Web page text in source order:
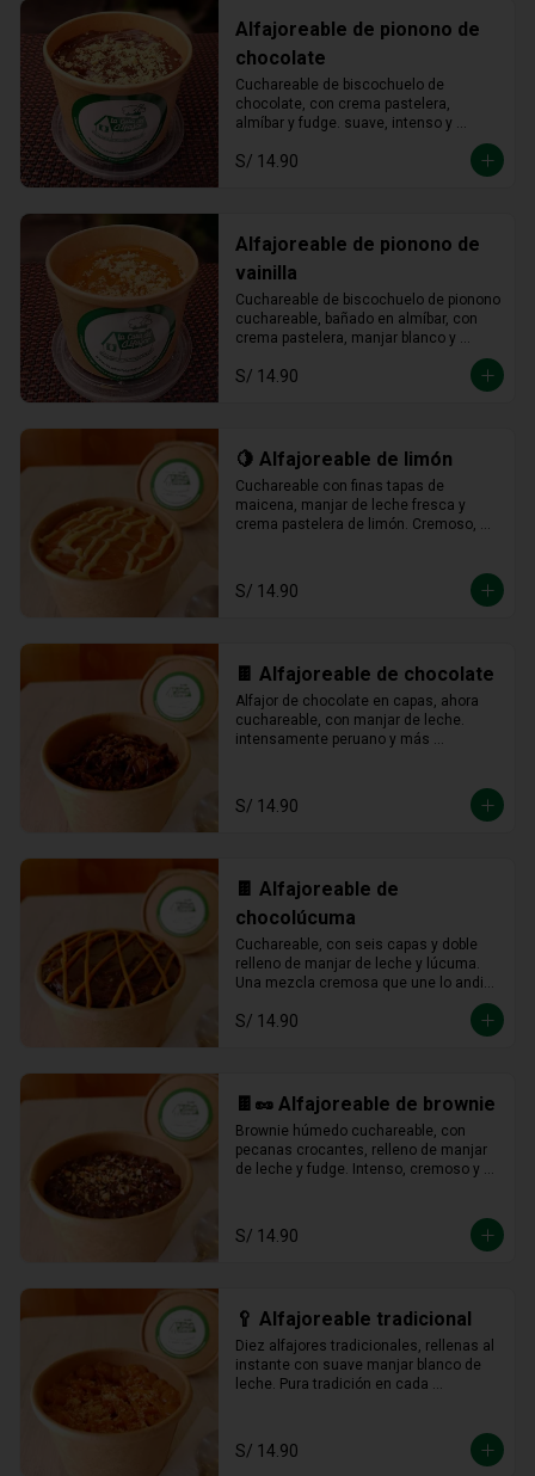
Alfajoreable de pionono de
chocolate
Cuchareable de biscochuelo de
chocolate, con crema pastelera,
almíbar y fudge. suave, intenso y
cucharada.
S/ 14.90
Alfajoreable de pionono de
vainilla
Cuchareable de biscochuelo de pionono
cuchareable, bañado en almíbar, con
crema pastelera, manjar blanco y
fudge. Suave, dulce y una delicia que
se disfruta a cucharadas.
S/ 14.90
🍋 Alfajoreable de limón
Cuchareable con finas tapas de
maicena, manjar de leche fresca y
crema pastelera de limón. Cremoso,
S/ 14.90
🍫 Alfajoreable de chocolate
Alfajor de chocolate en capas, ahora
cuchareable, con manjar de leche.
intensamente peruano y más
S/ 14.90
🍫 Alfajoreable de
chocolúcuma
Cuchareable, con seis capas y doble
relleno de manjar de leche y lúcuma.
Una mezcla cremosa que une lo andino
S/ 14.90
🍫🥜 Alfajoreable de brownie
Brownie húmedo cuchareable, con
pecanas crocantes, relleno de manjar
de leche y fudge. Intenso, cremoso y
S/ 14.90
🥄 Alfajoreable tradicional
Diez alfajores tradicionales, rellenas al
instante con suave manjar blanco de
leche. Pura tradición en cada
S/ 14.90